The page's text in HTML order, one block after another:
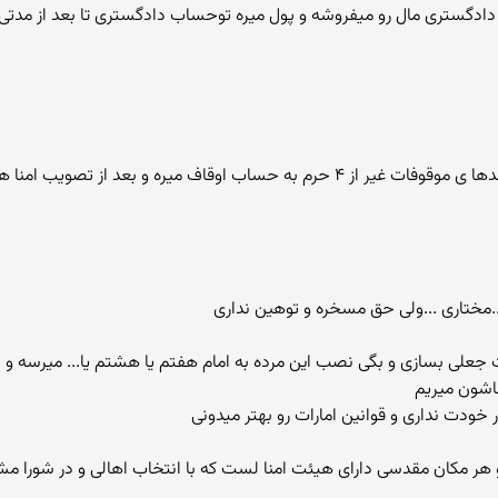
مال رو میفروشه و پول میره توحساب دادگستری تا بعد از
توضیح هم دادم به جهت سازماندهی به اوقاف درآمدها ی موقوفات غیر از ۴ حرم به
...ولی حق مسخره و توهین نداری
میریم
نداری و قوانین امارات رو بهتر میدونی
هر مکان مقدسی دارای هیئت امنا لست که با انتخاب اهالی و در